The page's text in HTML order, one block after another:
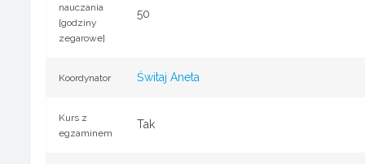
nauczania
[godziny
zegarowe]
50
Koordynator Świtaj Aneta
Kurs z
egzaminem
Tak